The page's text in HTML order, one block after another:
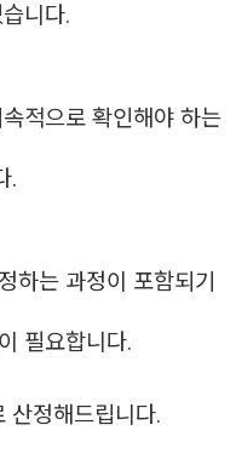
니다.
적으로 확인해야 하는
.
하는 과정이 포함되기
필요합니다.
산정해드립니다.